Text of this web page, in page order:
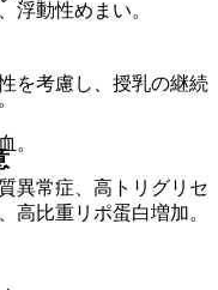
を考慮し、授乳の継続
浮動性めまい。
。
異常症、高トリグリセ
高比重リポ蛋白増加。